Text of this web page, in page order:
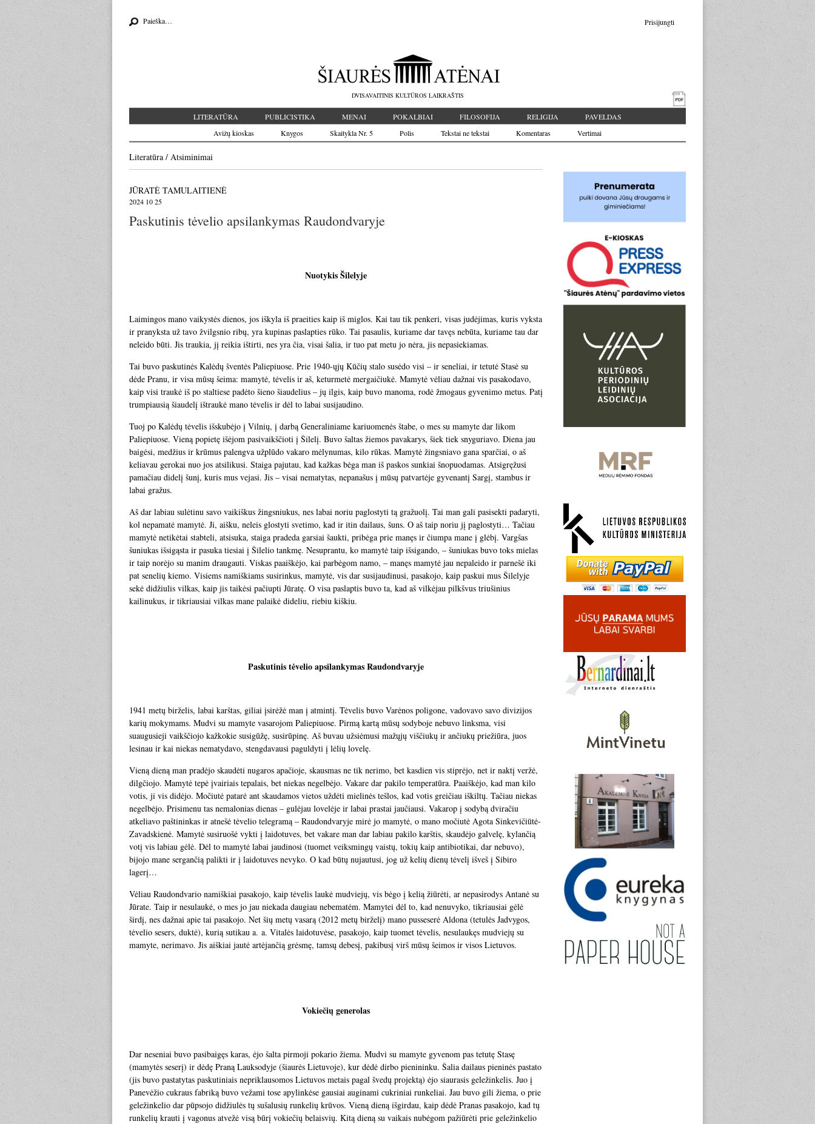
Prisijungti
Search for:
DVISAVAITINIS KULTŪROS LAIKRAŠTIS
LITERATŪRA PUBLICISTIKA MENAI POKALBIAI FILOSOFIJA RELIGIJA
PAVELDAS
Avižų kioskas
Knygos Skaitykla Nr. 5 Polis Tekstai ne tekstai Komentaras Vertimai
Literatūra / Atsiminimai
JŪRATĖ TAMULAITIENĖ
2024 10 25
Paskutinis tėvelio apsilankymas Raudondvaryje
Nuotykis Šilelyje
Laimingos mano vaikystės dienos, jos iškyla iš praeities kaip iš miglos. Kai tau tik penkeri, visas judėjimas, kuris vyksta
ir pranyksta už tavo žvilgsnio ribų, yra kupinas paslapties rūko. Tai pasaulis, kuriame dar tavęs nebūta, kuriame tau dar
neleido būti. Jis traukia, jį reikia ištirti, nes yra čia, visai šalia, ir tuo pat metu jo nėra, jis nepasiekiamas.
Tai buvo paskutinės Kalėdų šventės Paliepiuose. Prie 1940-ųjų Kūčių stalo susėdo visi – ir seneliai, ir tetutė Stasė su
dėde Pranu, ir visa mūsų šeima: mamytė, tėvelis ir aš, keturmetė mergaičiukė. Mamytė vėliau dažnai vis pasakodavo,
kaip visi traukė iš po staltiese padėto šieno šiaudelius – jų ilgis, kaip buvo manoma, rodė žmogaus gyvenimo metus. Patį
trumpiausią šiaudelį ištraukė mano tėvelis ir dėl to labai susijaudino.
Tuoj po Kalėdų tėvelis išskubėjo į Vilnių, į darbą Generaliniame kariuomenės štabe, o mes su mamyte dar likom
Paliepiuose. Vieną popietę išėjom pasivaikščioti į Šilelį. Buvo šaltas žiemos pavakarys, šiek tiek snyguriavo. Diena jau
baigėsi, medžius ir krūmus palengva užplūdo vakaro mėlynumas, kilo rūkas. Mamytė žingsniavo gana sparčiai, o aš
keliavau gerokai nuo jos atsilikusi. Staiga pajutau, kad kažkas bėga man iš paskos sunkiai šnopuodamas. Atsigręžusi
pamačiau didelį šunį, kuris mus vejasi. Jis – visai nematytas, nepanašus į mūsų patvartėje gyvenantį Sargį, stambus ir
labai gražus.
Aš dar labiau sulėtinu savo vaikiškus žingsniukus, nes labai noriu paglostyti tą gražuolį. Tai man gali pasisekti padaryti,
kol nepamatė mamytė. Ji, aišku, neleis glostyti svetimo, kad ir itin dailaus, šuns. O aš taip noriu jį paglostyti… Tačiau
mamytė netikėtai stabteli, atsisuka, staiga pradeda garsiai šaukti, pribėga prie manęs ir čiumpa mane į glėbį. Vargšas
šuniukas išsigąsta ir pasuka tiesiai į Šilelio tankmę. Nesuprantu, ko mamytė taip išsigando, – šuniukas buvo toks mielas
ir taip norėjo su manim draugauti. Viskas paaiškėjo, kai parbėgom namo, – manęs mamytė jau nepaleido ir parnešė iki
pat senelių kiemo. Visiems namiškiams susirinkus, mamytė, vis dar susijaudinusi, pasakojo, kaip paskui mus Šilelyje
sekė didžiulis vilkas, kaip jis taikėsi pačiupti Jūratę. O visa paslaptis buvo ta, kad aš vilkėjau pilkšvus triušinius
kailinukus, ir tikriausiai vilkas mane palaikė dideliu, riebiu kiškiu.
Paskutinis tėvelio apsilankymas Raudondvaryje
1941 metų birželis, labai karštas, giliai įsirėžė man į atmintį. Tėvelis buvo Varėnos poligone, vadovavo savo divizijos
karių mokymams. Mudvi su mamyte vasarojom Paliepiuose. Pirmą kartą mūsų sodyboje nebuvo linksma, visi
suaugusieji vaikščiojo kažkokie susigūžę, susirūpinę. Aš buvau užsiėmusi mažųjų viščiukų ir ančiukų priežiūra, juos
lesinau ir kai niekas nematydavo, stengdavausi paguldyti į lėlių lovelę.
Vieną dieną man pradėjo skaudėti nugaros apačioje, skausmas ne tik nerimo, bet kasdien vis stiprėjo, net ir naktį veržė,
dilgčiojo. Mamytė tepė įvairiais tepalais, bet niekas negelbėjo. Vakare dar pakilo temperatūra. Paaiškėjo, kad man kilo
votis, ji vis didėjo. Močiutė patarė ant skaudamos vietos uždėti mielinės tešlos, kad votis greičiau iškiltų. Tačiau niekas
negelbėjo. Prisimenu tas nemalonias dienas – gulėjau lovelėje ir labai prastai jaučiausi. Vakarop į sodybą dviračiu
atkeliavo paštininkas ir atnešė tėvelio telegramą – Raudondvaryje mirė jo mamytė, o mano močiutė Agota Sinkevičiūtė-
Zavadskienė. Mamytė susiruošė vykti į laidotuves, bet vakare man dar labiau pakilo karštis, skaudėjo galvelę, kylančią
votį vis labiau gėlė. Dėl to mamytė labai jaudinosi (tuomet veiksmingų vaistų, tokių kaip antibiotikai, dar nebuvo),
bijojo mane sergančią palikti ir į laidotuves nevyko. O kad būtų nujautusi, jog už kelių dienų tėvelį išveš į Sibiro
lagerį…
Vėliau Raudondvario namiškiai pasakojo, kaip tėvelis laukė mudviejų, vis bėgo į kelią žiūrėti, ar nepasirodys Antanė su
Jūrate. Taip ir nesulaukė, o mes jo jau niekada daugiau nebematėm. Mamytei dėl to, kad nenuvyko, tikriausiai gėlė
širdį, nes dažnai apie tai pasakojo. Net šių metų vasarą (2012 metų birželį) mano pusseserė Aldona (tetulės Jadvygos,
tėvelio sesers, duktė), kurią sutikau a. a. Vitalės laidotuvėse, pasakojo, kaip tuomet tėvelis, nesulaukęs mudviejų su
mamyte, nerimavo. Jis aiškiai jautė artėjančią grėsmę, tamsų debesį, pakibusį virš mūsų šeimos ir visos Lietuvos.
Vokiečių generolas
Dar neseniai buvo pasibaigęs karas, ėjo šalta pirmoji pokario žiema. Mudvi su mamyte gyvenom pas tetutę Stasę
(mamytės seserį) ir dėdę Praną Lauksodyje (šiaurės Lietuvoje), kur dėdė dirbo pienininku. Šalia dailaus pieninės pastato
(jis buvo pastatytas paskutiniais nepriklausomos Lietuvos metais pagal švedų projektą) ėjo siaurasis geležinkelis. Juo į
Panevėžio cukraus fabriką buvo vežami tose apylinkėse gausiai auginami cukriniai runkeliai. Jau buvo gili žiema, o prie
geležinkelio dar pūpsojo didžiulės tų sušalusių runkelių krūvos. Vieną dieną išgirdau, kaip dėdė Pranas pasakojo, kad tų
runkelių krauti į vagonus atvežė visą būrį vokiečių belaisvių. Kitą dieną su vaikais nubėgom pažiūrėti prie geležinkelio